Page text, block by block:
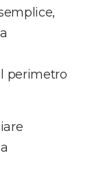
perimetro